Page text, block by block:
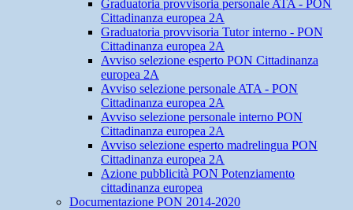
Graduatoria provvisoria personale ATA - PON
Cittadinanza europea 2A
Graduatoria provvisoria Tutor interno - PON
Cittadinanza europea 2A
Avviso selezione esperto PON Cittadinanza
europea 2A
Avviso selezione personale ATA - PON
Cittadinanza europea 2A
Avviso selezione personale interno PON
Cittadinanza europea 2A
Avviso selezione esperto madrelingua PON
Cittadinanza europea 2A
Azione pubblicità PON Potenziamento
cittadinanza europea
Documentazione PON 2014-2020